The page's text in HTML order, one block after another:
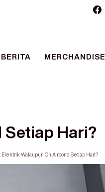
MERCHANDISE
Setiap Hari?
Elektrik Walaupun On Aircond Setiap Hari?